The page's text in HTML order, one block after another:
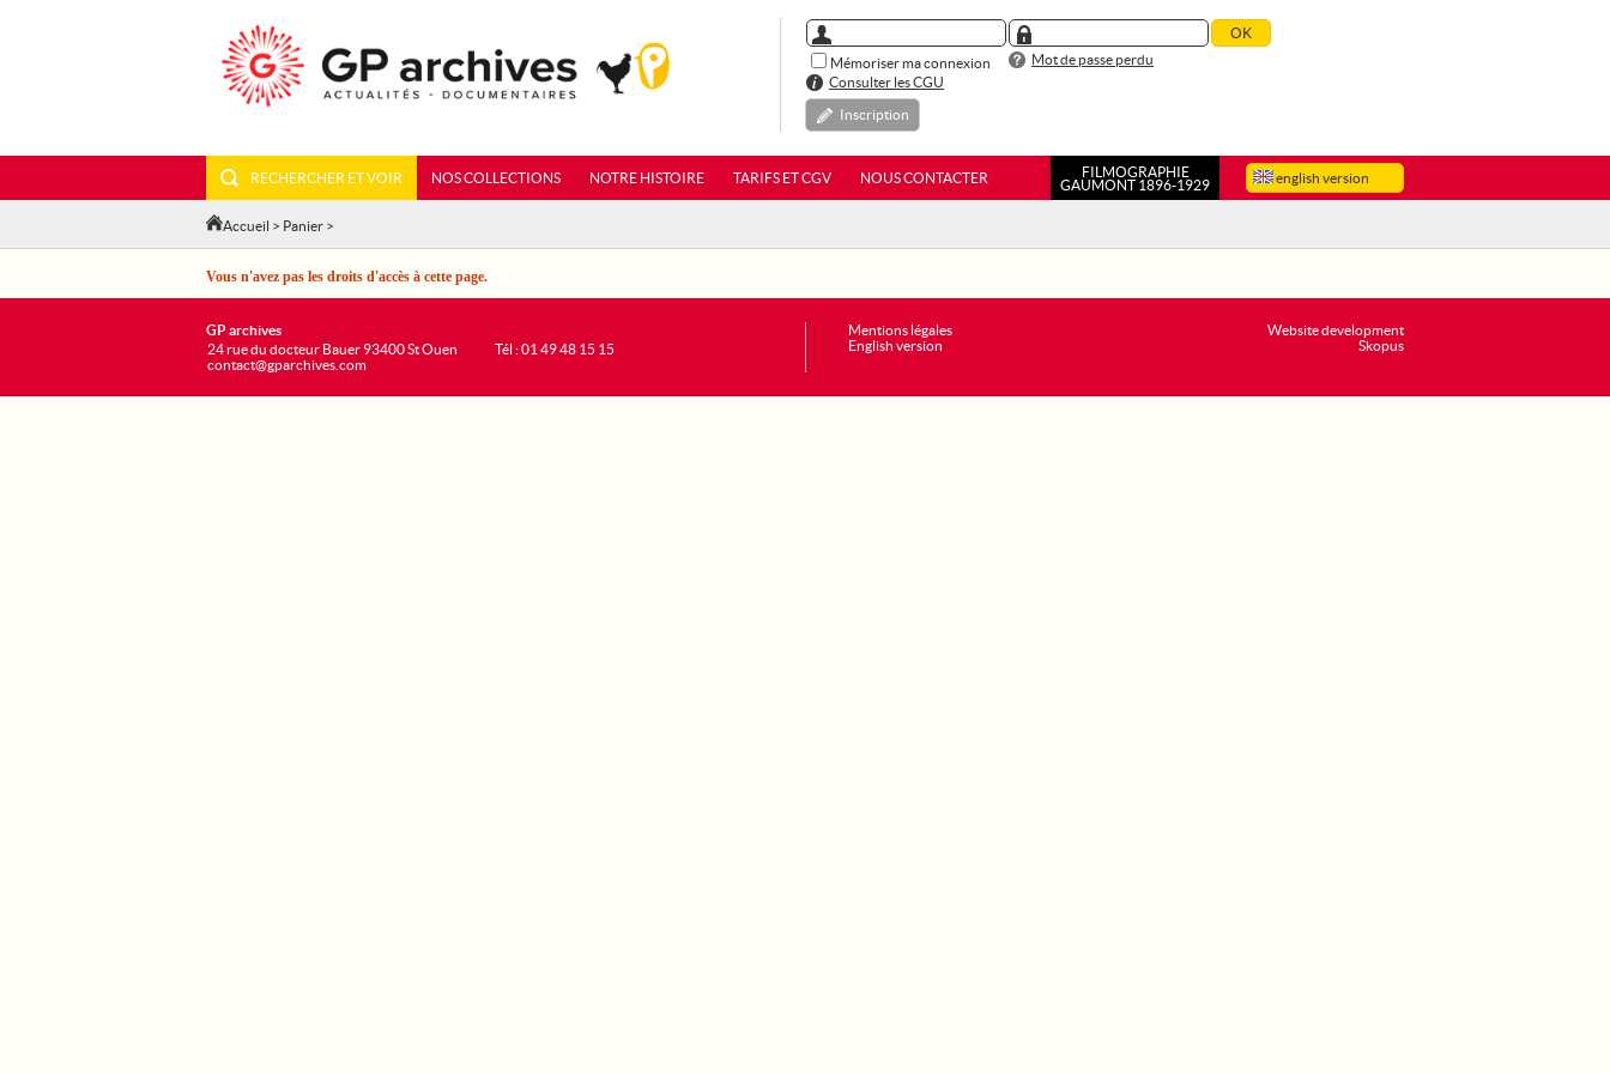
Mémoriser ma connexion
Mot de passe perdu
Consulter les CGU
Inscription
english version
RECHERCHER ET VOIR NOS COLLECTIONS NOTRE HISTOIRE TARIFS ET CGV NOUS CONTACTER
FILMOGRAPHIE
GAUMONT 1896-1929
Accueil > Panier >
Vous n'avez pas les droits d'accès à cette page.
Website development
Skopus
GP archives
24 rue du docteur Bauer 93400 St Ouen
contact@gparchives.com
Tél : 01 49 48 15 15
Mentions légales
English version